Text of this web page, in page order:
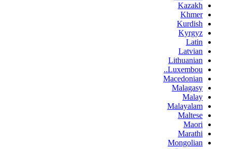
Kazakh
Khmer
Kurdish
Kyrgyz
Latin
Latvian
Lithuanian
Luxembou..
Macedonian
Malagasy
Malay
Malayalam
Maltese
Maori
Marathi
Mongolian